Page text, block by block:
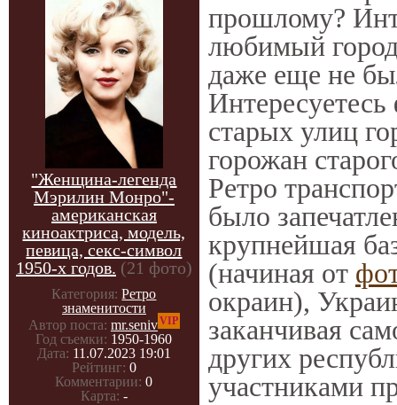
"Женщина-легенда
Мэрилин Монро"-
американская
киноактриса, модель,
певица, секс-символ
1950-х годов. (21 фото)
Категория: Ретро
знаменитости
Автор поста: mr.senivVIP
Год съемки: 1950-1960
Дата: 11.07.2023 19:01
Рейтинг: 0
Комментарии: 0
Карта: -
прошлому?
любимый
даже еще не
Интересуетесь
старых улиц
горожан
Ретро
было
крупнейшая
(начиная от
окраин),
заканчивая
других
участниками